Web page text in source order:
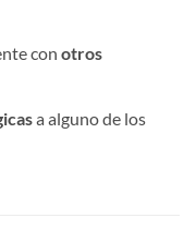
con otros
​ a alguno de los